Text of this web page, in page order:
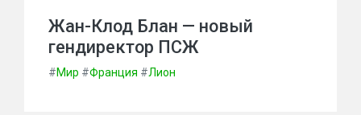
Жан-Клод Блан — новый
гендиректор ПСЖ
#Мир #Франция #Лион